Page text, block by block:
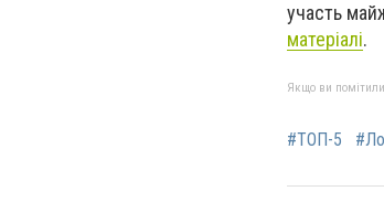
участь
матеріалі.
Якщо ви помітили
#ТОП-5